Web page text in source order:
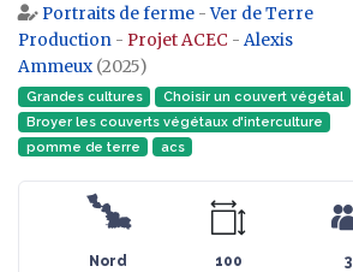
Aller à :navigation,rechercher
Portraits de ferme -Ver de Terre
Production - Projet ACEC - Alexis
Ammeux (2025)
Grandes cultures
Choisir un couvert végétal
Broyer les couverts végétaux d'interculture
pomme de terre
acs
Nord 100 3